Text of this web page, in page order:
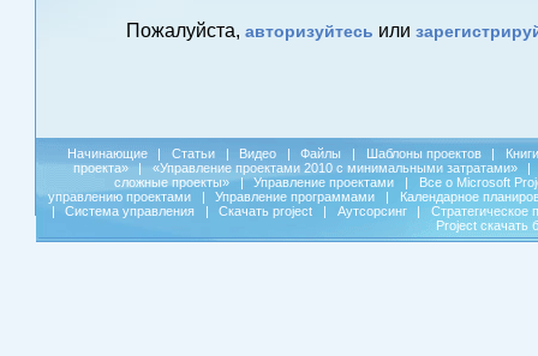
Пожалуйста, авторизуйтесь или
Начинающие | Статьи | Видео | Файлы | Шаблоны проектов |
Книги
проекта»
| «Управление проектами 2010 с минимальными затратами»
|
сложные проекты»
| Управление проектами |
Все о Microsoft
управлению проектами
| Управление программами |
Календарное
|
Система управления | Скачать project | Аутсорсинг |
Стратегическое
Project скачать